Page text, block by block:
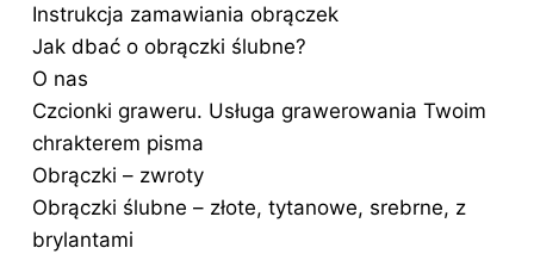
Instrukcja zamawiania obrączek
Jak dbać o obrączki ślubne?
O nas
Czcionki graweru. Usługa grawerowania Twoim
chrakterem pisma
Obrączki – zwroty
Obrączki ślubne – złote, tytanowe, srebrne, z
brylantami